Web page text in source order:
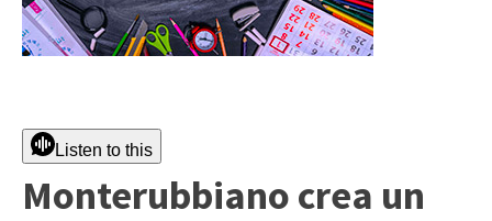
Listen to this
Monterubbiano crea un